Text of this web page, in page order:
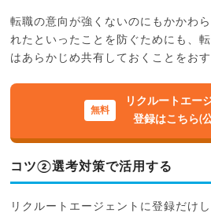
転職の意向が強くないのにもかかわ
れたといったことを防ぐためにも、
はあらかじめ共有しておくことをおす
リクルートエー
登録はこちら(
コツ②選考対策で活用する
リクルートエージェントに登録だけ